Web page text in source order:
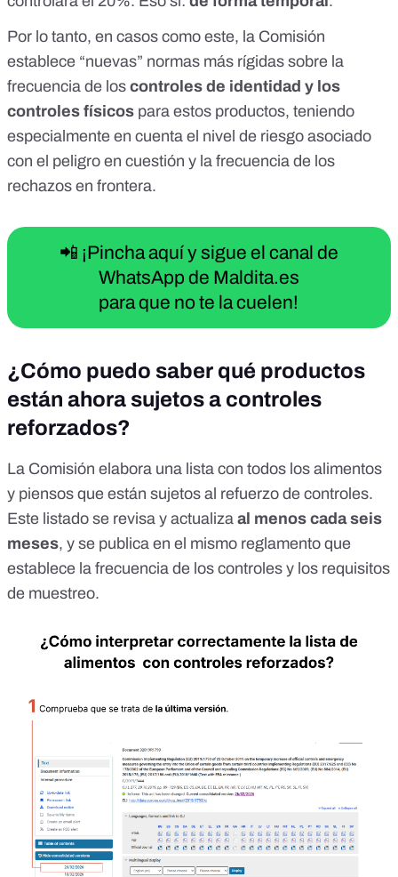
Por lo tanto, en casos como este, la Comisión
establece “nuevas” normas más rígidas sobre la
frecuencia de los controles de identidad y los
controles físicos para estos productos, teniendo
especialmente en cuenta el nivel de riesgo asociado
con el peligro en cuestión y la frecuencia de los
rechazos en frontera.
📲 ¡Pincha aquí y sigue el canal de
WhatsApp de Maldita.es
para que no te la cuelen!
¿Cómo puedo saber qué productos
están ahora sujetos a controles
reforzados?
La Comisión elabora una lista con todos los alimentos
y piensos que están sujetos al refuerzo de controles.
Este listado se revisa y actualiza al menos cada seis
meses, y se publica en el mismo reglamento que
establece la frecuencia de los controles y los requisitos
de muestreo.